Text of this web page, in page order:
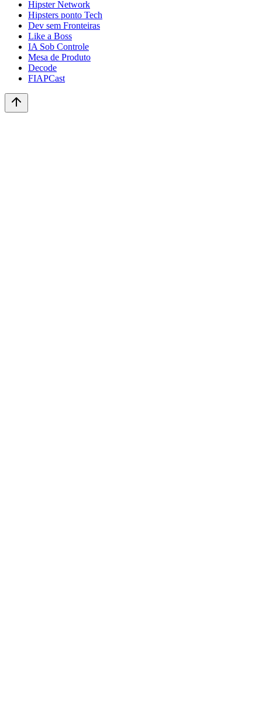
Hipster Network
Hipsters ponto Tech
Dev sem Fronteiras
Like a Boss
IA Sob Controle
Mesa de Produto
Decode
FIAPCast